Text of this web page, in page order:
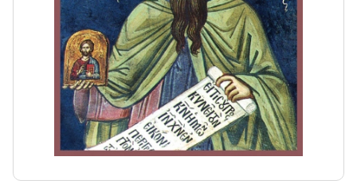
Ювелирные изделия